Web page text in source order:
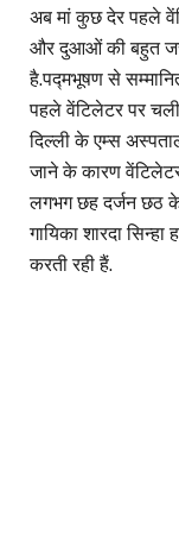
अब मां कुछ देर पहले
और दुआओं की बहुत
है.पद्मभूषण से
पहले वेंटिलेटर पर चली
दिल्ली के एम्स
जाने के कारण वेंटिलेटर
लगभग छह दर्जन छठ
गायिका शारदा
करती रही हैं.